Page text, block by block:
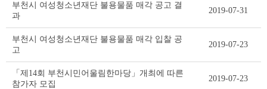
부천시 여성청소년재단 불용물품 매각 공고 결
과
2019-07-31
부천시 여성청소년재단 불용물품 매각 입찰 공
고
2019-07-23
「제14회 부천시민어울림한마당」개최에 따른
참가자 모집
2019-07-23